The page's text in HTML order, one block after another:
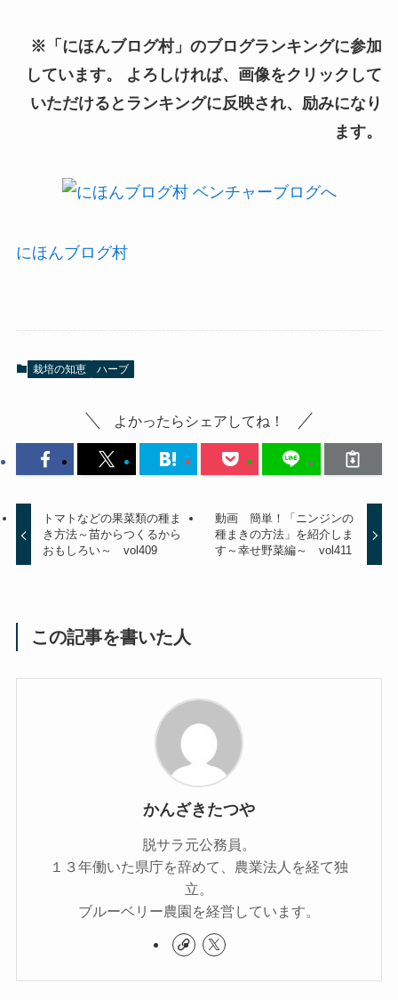
※「にほんブログ村」のブログランキングに参加
しています。 よろしければ、画像をクリックして
いただけるとランキングに反映され、励みになり
ます。
にほんブログ村
栽培の知恵 ハーブ
よかったらシェアしてね！
トマトなどの果菜類の種ま
き方法～苗からつくるから
おもしろい～ vol409
動画 簡単！「ニンジンの
種まきの方法」を紹介しま
す～幸せ野菜編～ vol411
この記事を書いた人
かんざきたつや
脱サラ元公務員。
１３年働いた県庁を辞めて、農業法人を経て独
立。
ブルーベリー農園を経営しています。